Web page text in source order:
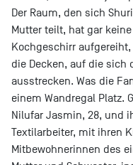
Der Raum, den sich
Mutter teilt, hat gar
Kochgeschirr
die Decken, auf die sich
ausstrecken. Was die
einem Wandregal Platz.
Nilufar Jasmin, 28, und
Textilarbeiter, mit ihren
Mitbewohnerinnen des